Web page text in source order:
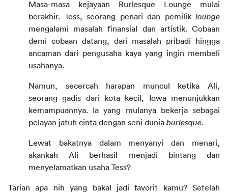
Masa-masa kejayaan Burlesque Lounge mulai
berakhir. Tess, seorang penari dan pemilik
mengalami masalah finansial dan artistik. Cobaan
demi cobaan datang, dari masalah pribadi hingga
ancaman dari pengusaha kaya yang ingin membeli
usahanya.
Namun, secercah harapan muncul ketika Ali,
seorang gadis dari kota kecil, Iowa menunjukkan
kemampuannya. Ia yang mulanya bekerja sebagai
pelayan jatuh cinta dengan seni dunia burlesque.
Lewat bakatnya dalam menyanyi dan menari,
akankah Ali berhasil menjadi bintang dan
menyelamatkan usaha Tess?
Tarian apa nih yang bakal jadi favorit kamu? Setelah